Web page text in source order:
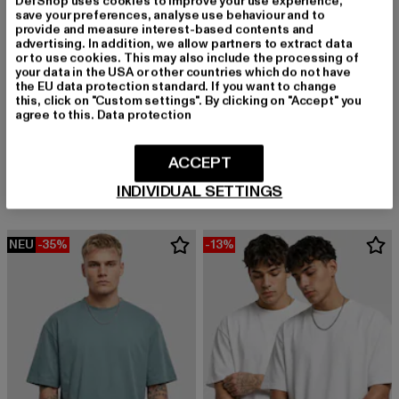
Derzeitiger Preis: 12,99 EURAktionspreis: 19,99 EUR
Tall Tee
12,99 EUR
Derzeitiger Preis: 12,99 EUR
NEU -35% -13%
save your preferences, analyse use behaviour and to
provide and measure interest-based contents and
advertising. In addition, we allow partners to extract data
or to use cookies. This may also include the processing of
your data in the USA or other countries which do not have
the EU data protection standard. If you want to change
this, click on "Custom settings". By clicking on "Accept" you
agree to this. Data protection
INDIVIDUAL SETTINGS
ACCEPT